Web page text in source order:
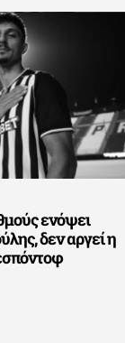
ενόψει
δεν αργεί η